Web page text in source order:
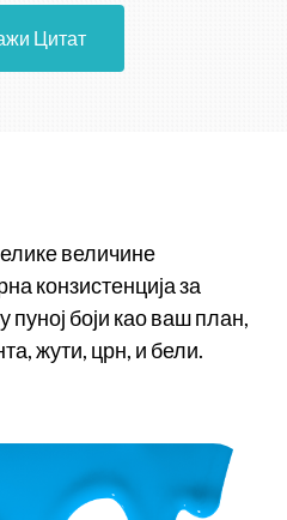
Цитат
величине
конзистенција за
боји као ваш план,
жути, црн, и бели.